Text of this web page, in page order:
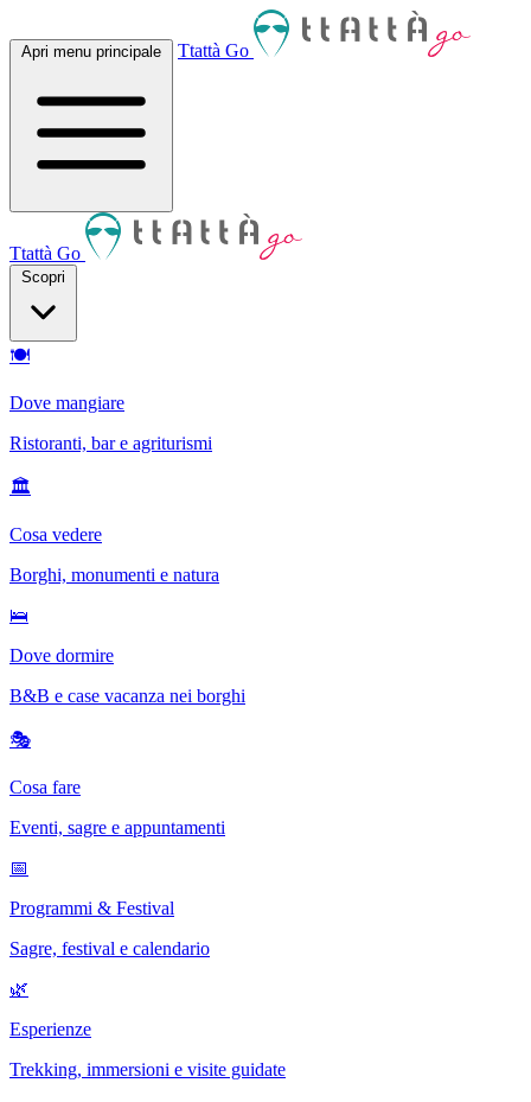
Apri menu principale Ttattà Go
Ttattà Go
Scopri
🍽
Dove mangiare
Ristoranti, bar e agriturismi
🏛
Cosa vedere
Borghi, monumenti e natura
🛌
Dove dormire
B&B e case vacanza nei borghi
🎭
Cosa fare
Eventi, sagre e appuntamenti
📅
Programmi & Festival
Sagre, festival e calendario
🌿
Esperienze
Trekking, immersioni e visite guidate